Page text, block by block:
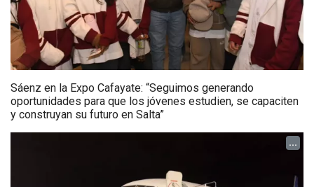
Sáenz en la Expo Cafayate: “Seguimos generando
oportunidades para que los jóvenes estudien, se capaciten
y construyan su futuro en Salta”
...